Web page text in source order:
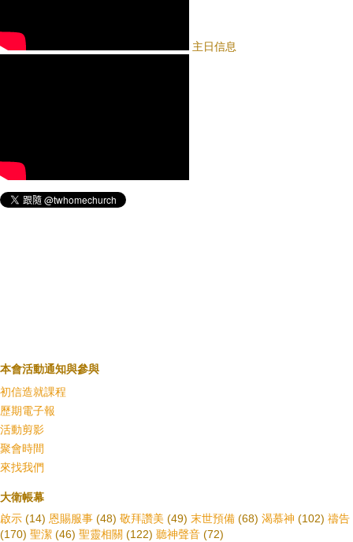
主日信息
本會活動通知與參與
初信造就課程
歷期電子報
活動剪影
聚會時間
來找我們
大衛帳幕
啟示 (14) 恩賜服事 (48) 敬拜讚美 (49) 末世預備 (68) 渴慕神 (102) 禱告
(170) 聖潔 (46) 聖靈相關 (122) 聽神聲音 (72)